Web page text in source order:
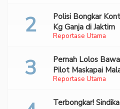
Reportase Utama
Polisi Bongkar
Kg Ganja di Jaktim
Reportase Utama
Pernah Lolos
Pilot Maskapai
70 Ribu Pil Ekstasi
Terbongkar!